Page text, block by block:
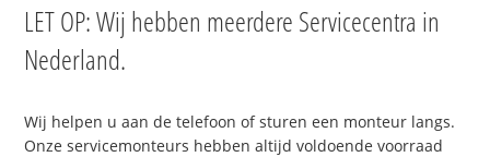
LET OP: Wij hebben meerdere Servicecentra in
Nederland.
Wij helpen u aan de telefoon of sturen een monteur langs.
Onze servicemonteurs hebben altijd voldoende voorraad